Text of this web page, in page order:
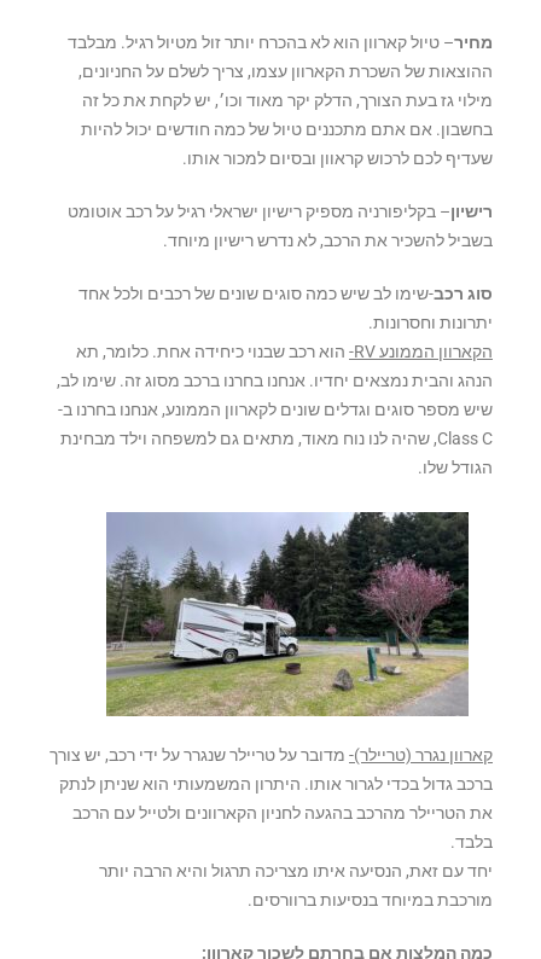
מחיר– טיול קארוון הוא לא בהכרח יותר זול מטיול רגיל. מבלבד
ההוצאות של השכרת הקארוון עצמו, צריך לשלם על החניונים,
מילוי גז בעת הצורך, הדלק יקר מאוד וכו׳, יש לקחת את כל זה
בחשבון. אם אתם מתכננים טיול של כמה חודשים יכול להיות
שעדיף לכם לרכוש קראוון ובסיום למכור אותו.
רישיון– בקליפורניה מספיק רישיון ישראלי רגיל על רכב אוטומט
בשביל להשכיר את הרכב, לא נדרש רישיון מיוחד.
סוג רכב-שימו לב שיש כמה סוגים שונים של רכבים ולכל אחד
יתרונות וחסרונות.
הקארוון הממונע RV-
הוא רכב שבנוי כיחידה אחת. כלומר, תא
הנהג והבית נמצאים יחדיו. אנחנו בחרנו ברכב מסוג זה. שימו לב,
שיש מספר סוגים וגדלים שונים לקארוון הממונע, אנחנו בחרנו ב-
Class C, שהיה לנו נוח מאוד, מתאים גם למשפחה וילד מבחינת
הגודל שלו.
קארוון נגרר (טריילר)- מדובר על טריילר שנגרר על ידי רכב, יש צורך
ברכב גדול בכדי לגרור אותו. היתרון המשמעותי הוא שניתן לנתק
את הטריילר מהרכב בהגעה לחניון הקארוונים ולטייל עם הרכב
בלבד.
יחד עם זאת, הנסיעה איתו מצריכה תרגול והיא הרבה יותר
מורכבת במיוחד בנסיעות ברוורסים.
כמה המלצות אם בחרתם לשכור קארוון: